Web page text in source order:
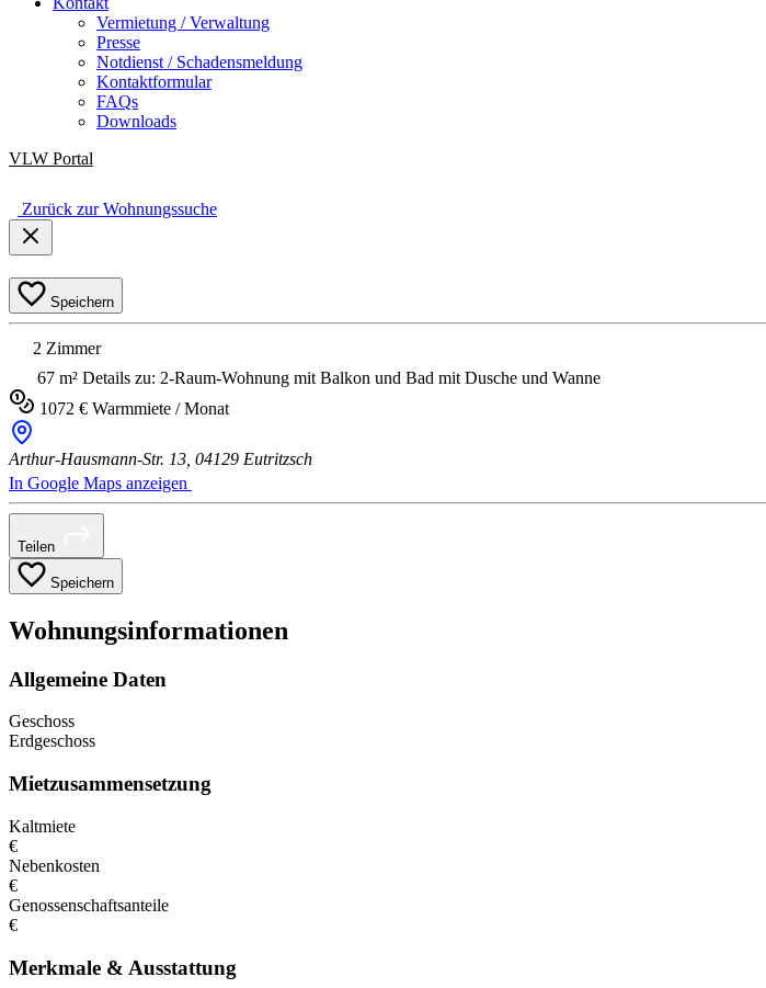
Vermietung / Verwaltung
Presse
Notdienst / Schadensmeldung
Kontaktformular
FAQs
Downloads
VLW Portal
Zurück zur Wohnungssuche
Speichern
2 Zimmer
67 m² Details zu: 2-Raum-Wohnung mit Balkon und Bad mit Dusche und Wanne
1072 € Warmmiete / Monat
Arthur-Hausmann-Str. 13, 04129 Eutritzsch
In Google Maps anzeigen
Teilen
Speichern
Wohnungsinformationen
Allgemeine Daten
Geschoss
Erdgeschoss
Mietzusammensetzung
Kaltmiete
€
Nebenkosten
€
Genossenschaftsanteile
€
Merkmale & Ausstattung